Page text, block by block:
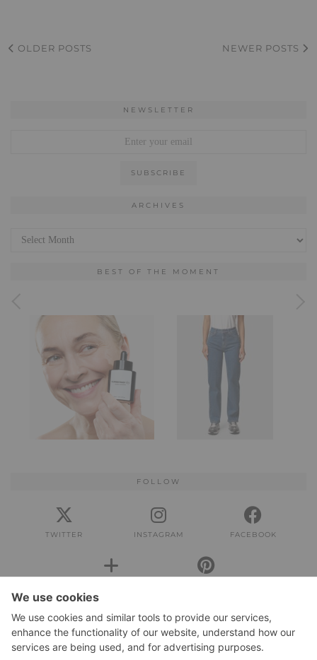
OLDER POSTS NEWER POSTS
NEWSLETTER
ARCHIVES
BEST OF THE MOMENT
FOLLOW
TWITTER INSTAGRAM FACEBOOK
IMPRESSUM
Impressum